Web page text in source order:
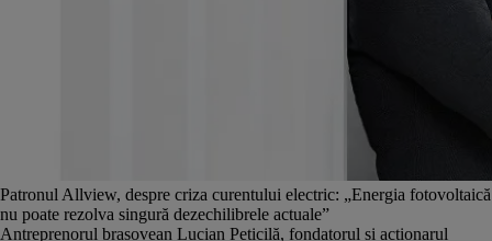
Patronul Allview, despre criza curentului electric: „Energia fotovoltaică
nu poate rezolva singură dezechilibrele actuale”
Antreprenorul brașovean Lucian Peticilă, fondatorul și acționarul